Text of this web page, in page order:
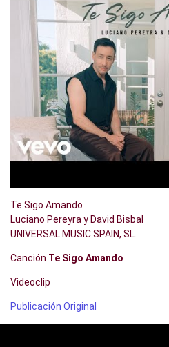
Te Sigo Amando
Luciano Pereyra y David Bisbal
UNIVERSAL MUSIC SPAIN, SL.
Canción Te Sigo Amando
Videoclip
Publicación Original